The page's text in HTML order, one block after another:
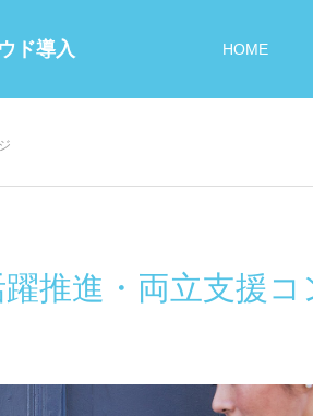
ド導入 HOME
推進・両立支援